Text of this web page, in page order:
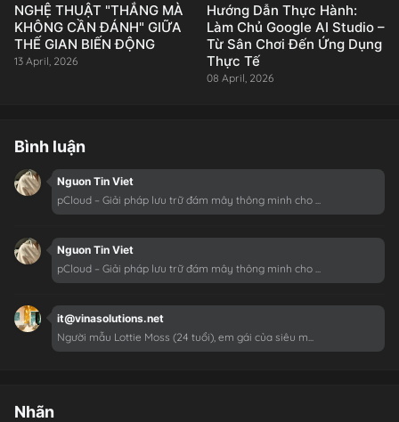
NGHỆ THUẬT "THẮNG MÀ
KHÔNG CẦN ĐÁNH" GIỮA
THẾ GIAN BIẾN ĐỘNG
13 April, 2026
Hướng Dẫn Thực Hành:
Làm Chủ Google AI Studio –
Từ Sân Chơi Đến Ứng Dụng
Thực Tế
08 April, 2026
Bình luận
Nguon Tin Viet
pCloud – Giải pháp lưu trữ đám mây thông minh cho ...
Nguon Tin Viet
pCloud – Giải pháp lưu trữ đám mây thông minh cho ...
it@vinasolutions.net
Người mẫu Lottie Moss (24 tuổi), em gái của siêu m...
Nhãn